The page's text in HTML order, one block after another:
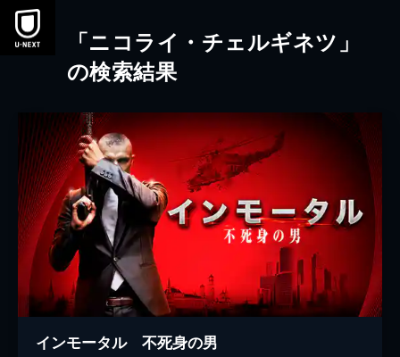
本文へスキップ
「ニコライ・チェルギネツ」
の検索結果
インモータル 不死身の男